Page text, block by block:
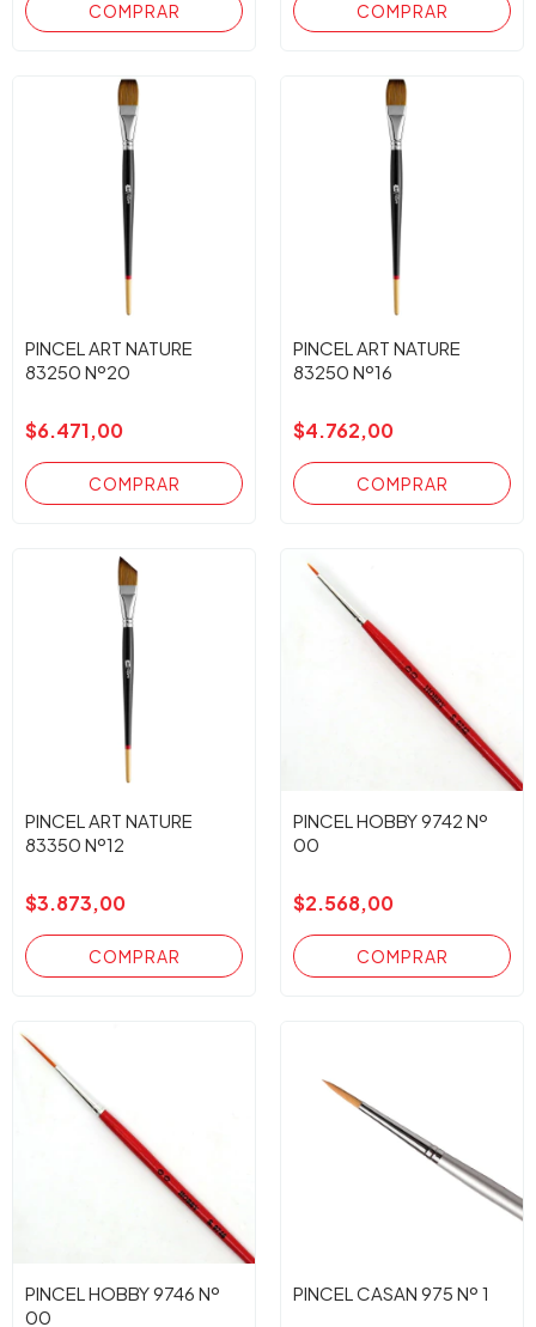
PINCEL ART NATURE
83250 Nº20
$6.471,00
PINCEL ART NATURE
83250 Nº16
$4.762,00
PINCEL ART NATURE
83350 Nº12
$3.873,00
PINCEL HOBBY 9742 Nº
00
$2.568,00
PINCEL HOBBY 9746 Nº
00
PINCEL CASAN 975 Nº 1